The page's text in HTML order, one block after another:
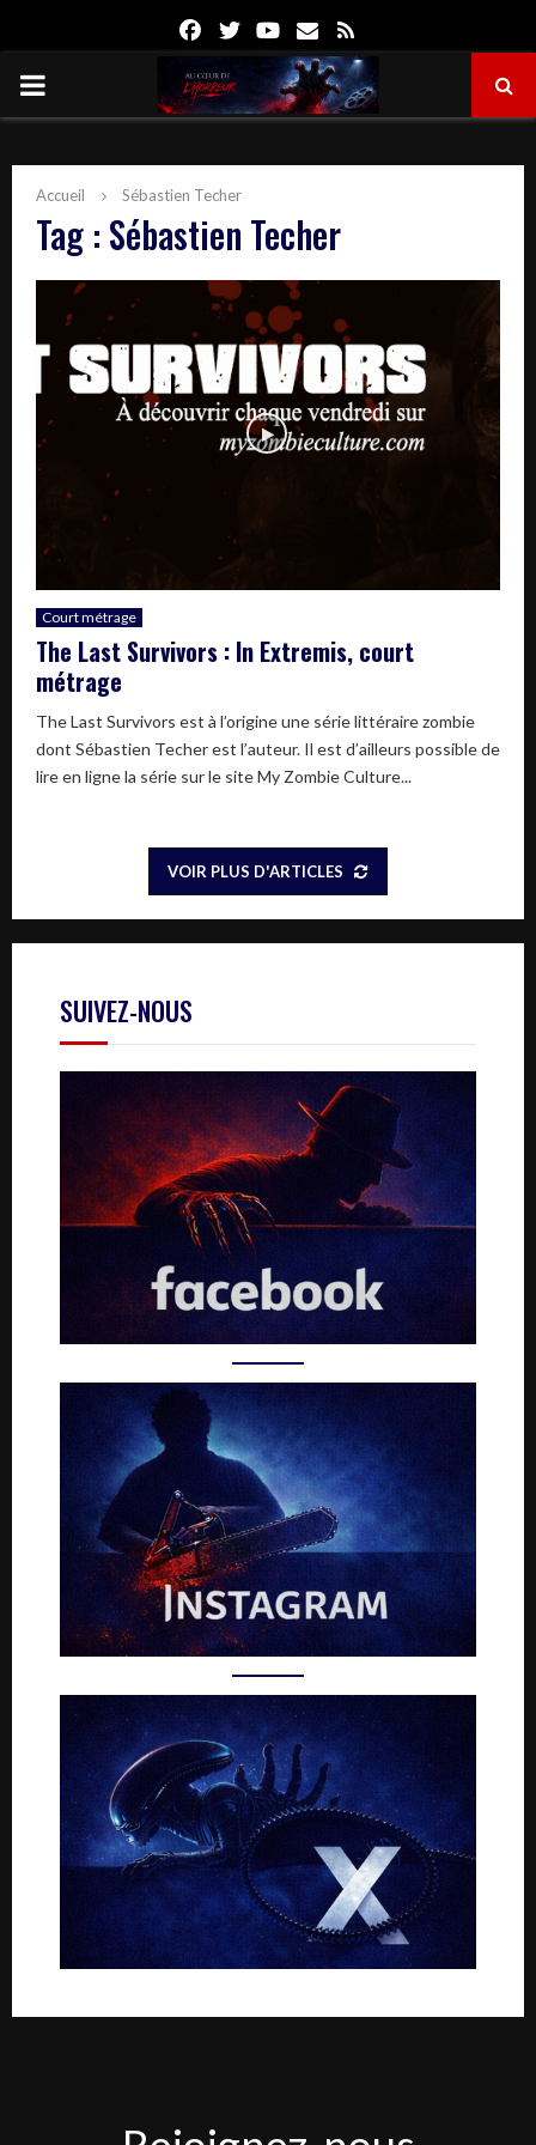
FacebookTwitterYoutube
Email
PRIMARY
Accueil Sébastien Techer
Tag : Sébastien Techer
Court métrage
The Last Survivors : In Extremis, court
métrage
The Last Survivors est à l’origine une série littéraire zombie
dont Sébastien Techer est l’auteur. Il est d’ailleurs possible de
lire en ligne la série sur le site My Zombie Culture...
VOIR PLUS D'ARTICLES
SUIVEZ-NOUS